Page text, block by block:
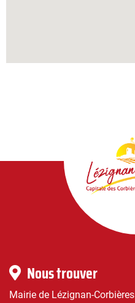
Lézignan-
Infos
pratiques
Nous trouver
Mairie de Lézignan-Corbières